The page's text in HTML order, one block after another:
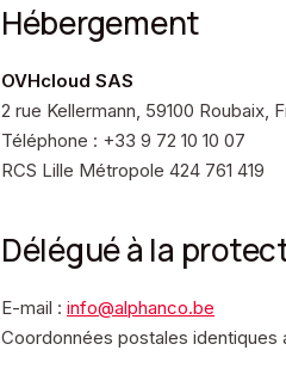
Hébergement
OVHcloud SAS
2 rue Kellermann, 59100 Roubaix,
Téléphone : +33 9 72 10 10 07
RCS Lille Métropole 424 761 419
Délégué à la
E-mail : info@alphanco.be
Coordonnées postales identiques